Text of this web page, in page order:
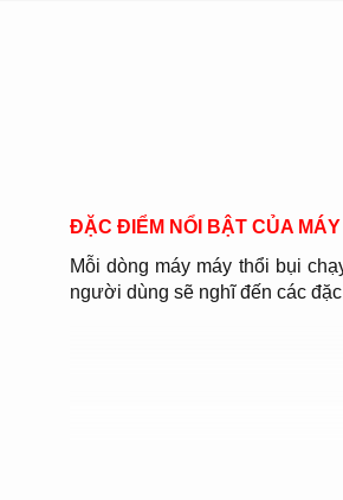
ĐẶC ĐIỂM NỔI BẬT CỦA
Mỗi dòng máy máy thổi bụi
người dùng sẽ nghĩ đến các